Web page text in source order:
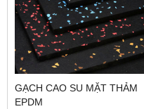
GẠCH CAO SU MẶT THẢM
EPDM